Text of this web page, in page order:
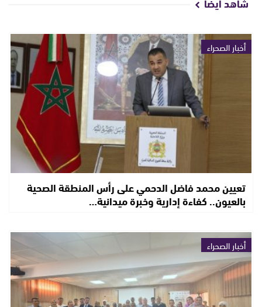
أخبار الصحراء
تعيين محمد فاضل الدحمي على رأس المنطقة الصحية
بالعيون.. كفاءة إدارية وخبرة ميدانية…
أخبار الصحراء